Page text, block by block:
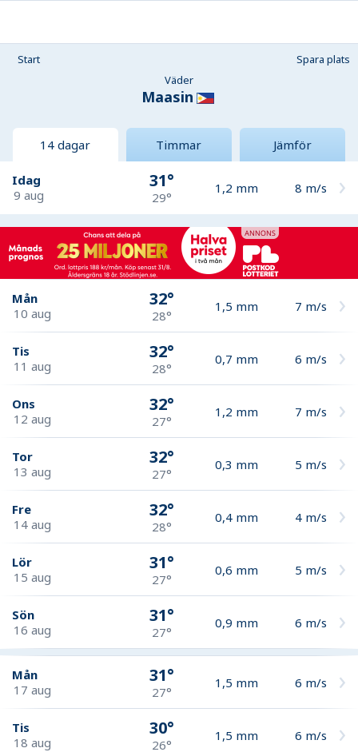
Start
Spara plats
Väder
Maasin
14 dagar Timmar Jämför
Idag
9 aug
31°
29°
1,2 mm 8 m/s
Mån
10 aug
32°
28°
1,5 mm 7 m/s
Tis
11 aug
32°
28°
0,7 mm 6 m/s
Ons
12 aug
32°
27°
1,2 mm 7 m/s
Tor
13 aug
32°
27°
0,3 mm 5 m/s
Fre
14 aug
32°
28°
0,4 mm 4 m/s
Lör
15 aug
31°
27°
0,6 mm 5 m/s
Sön
16 aug
31°
27°
0,9 mm 6 m/s
Mån
17 aug
31°
27°
1,5 mm 6 m/s
Tis
18 aug
30°
26°
1,5 mm 6 m/s